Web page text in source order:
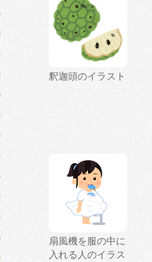
釈迦頭のイラスト
扇風機を服の中に
入れる人のイラス